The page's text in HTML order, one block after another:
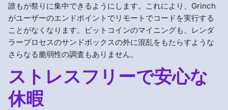
誰もが祭りに集中できるようにします。これにより、Grinch
がユーザーのエンドポイントでリモートでコードを実行する
ことがなくなります。ビットコインのマイニングも、レンダ
ラープロセスのサンドボックスの外に混乱をもたらすような
さらなる脆弱性の調査もありません。
ストレスフリーで安心な
休暇